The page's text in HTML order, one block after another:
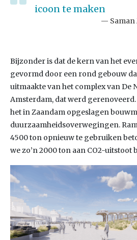
icoon te maken
Bijzonder is dat de kern van het
gevormd door een rond gebouw dat
uitmaakte van het complex van De
Amsterdam, dat werd
het in Zaandam opgeslagen
duurzaamheidsoverwegingen.
4500 ton opnieuw te gebruiken
we zo’n 2000 ton aan CO2-uitstoot